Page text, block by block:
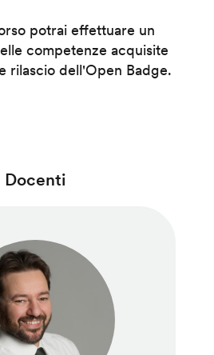
potrai effettuare un
competenze acquisite
rilascio dell'Open Badge.
Docenti